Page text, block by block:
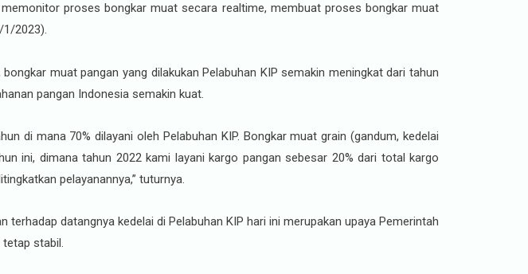
proses bongkar muat secara realtime, membuat proses bongkar muat
1/2023).
muat pangan yang dilakukan Pelabuhan KIP semakin meningkat dari tahun
pangan Indonesia semakin kuat.
di mana 70% dilayani oleh Pelabuhan KIP. Bongkar muat grain (gandum, kedelai
ini, dimana tahun 2022 kami layani kargo pangan sebesar 20% dari total kargo
pelayanannya,” tuturnya.
datangnya kedelai di Pelabuhan KIP hari ini merupakan upaya Pemerintah
stabil.